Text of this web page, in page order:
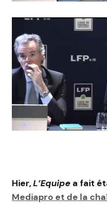
Hier,L’Equipe a fait
Mediapro et de la